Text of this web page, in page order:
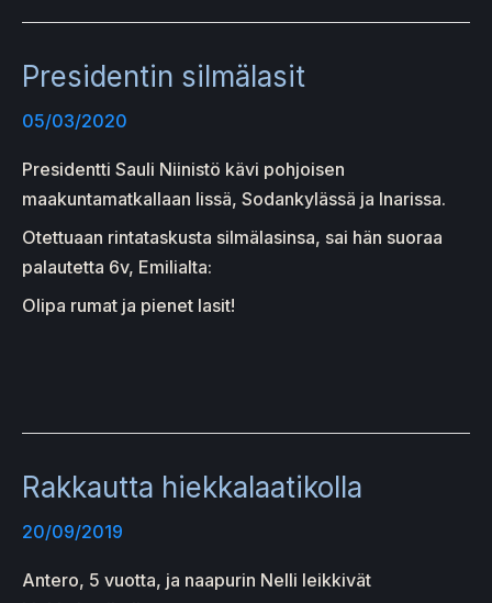
Presidentin silmälasit
05/03/2020
Presidentti Sauli Niinistö kävi pohjoisen
maakuntamatkallaan Iissä, Sodankylässä ja Inarissa.
Otettuaan rintataskusta silmälasinsa, sai hän suoraa
palautetta 6v, Emilialta:
Olipa rumat ja pienet lasit!
Rakkautta hiekkalaatikolla
20/09/2019
Antero, 5 vuotta, ja naapurin Nelli leikkivät